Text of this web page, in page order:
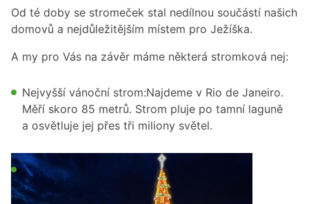
Od té doby se stromeček stal nedílnou součástí našich
domovů a nejdůležitějším místem pro Ježíška.
A my pro Vás na závěr máme některá stromková nej:
Nejvyšší vánoční strom:Najdeme v Rio de Janeiro.
Měří skoro 85 metrů. Strom pluje po tamní laguně
a osvětluje jej přes tři miliony světel.